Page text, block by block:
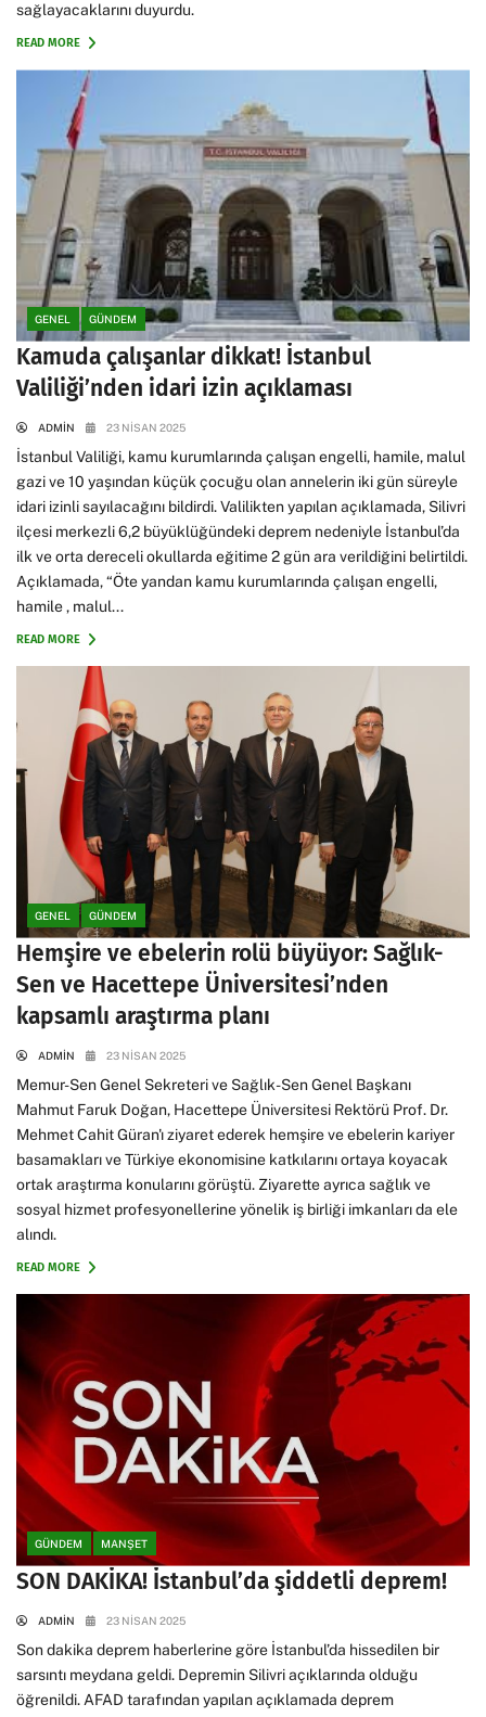
sağlayacaklarını duyurdu.
READ MORE
GENEL GÜNDEM
Kamuda çalışanlar dikkat! İstanbul
Valiliği’nden idari izin açıklaması
ADMIN 23 NISAN 2025
İstanbul Valiliği, kamu kurumlarında çalışan engelli, hamile, malul
gazi ve 10 yaşından küçük çocuğu olan annelerin iki gün süreyle
idari izinli sayılacağını bildirdi. Valilikten yapılan açıklamada, Silivri
ilçesi merkezli 6,2 büyüklüğündeki deprem nedeniyle İstanbul’da
ilk ve orta dereceli okullarda eğitime 2 gün ara verildiğini belirtildi.
Açıklamada, “Öte yandan kamu kurumlarında çalışan engelli,
hamile , malul...
READ MORE
GENEL GÜNDEM
Hemşire ve ebelerin rolü büyüyor: Sağlık-
Sen ve Hacettepe Üniversitesi’nden
kapsamlı araştırma planı
ADMIN 23 NISAN 2025
Memur-Sen Genel Sekreteri ve Sağlık-Sen Genel Başkanı
Mahmut Faruk Doğan, Hacettepe Üniversitesi Rektörü Prof. Dr.
Mehmet Cahit Güran'ı ziyaret ederek hemşire ve ebelerin kariyer
basamakları ve Türkiye ekonomisine katkılarını ortaya koyacak
ortak araştırma konularını görüştü. Ziyarette ayrıca sağlık ve
sosyal hizmet profesyonellerine yönelik iş birliği imkanları da ele
alındı.
READ MORE
GÜNDEM MANŞET
SON DAKİKA! İstanbul’da şiddetli deprem!
ADMIN 23 NISAN 2025
Son dakika deprem haberlerine göre İstanbul’da hissedilen bir
sarsıntı meydana geldi. Depremin Silivri açıklarında olduğu
öğrenildi. AFAD tarafından yapılan açıklamada deprem